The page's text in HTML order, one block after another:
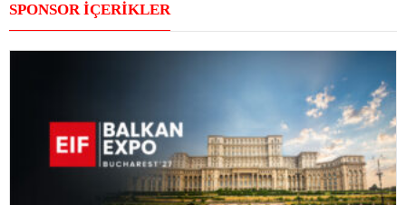
SPONSOR İÇERİKLER